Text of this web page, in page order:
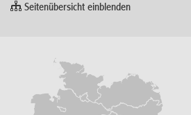
Seitenübersicht einblenden